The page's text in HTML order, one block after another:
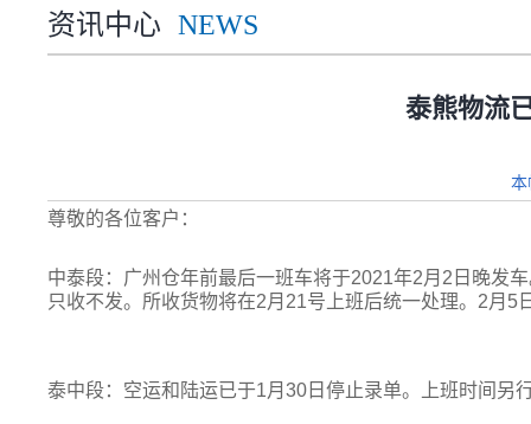
资讯中心 NEWS
泰熊物流
本
尊敬的各位客户：
中泰段：广州仓年前最后一班车将于2021年2月2日晚发
只收不发。所收货物将在2月21号上班后统一处理。2月
泰中段：空运和陆运已于1月30日停止录单。上班时间另